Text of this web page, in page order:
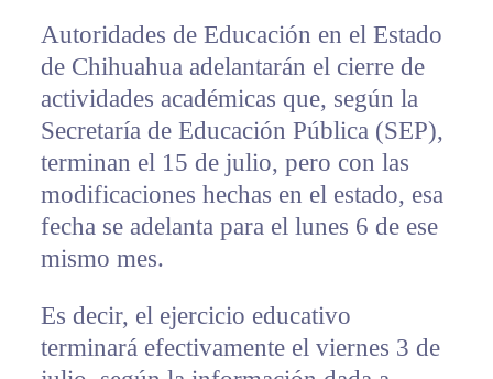
Autoridades de Educación en el Estado
de Chihuahua adelantarán el cierre de
actividades académicas que, según la
Secretaría de Educación Pública (SEP),
terminan el 15 de julio, pero con las
modificaciones hechas en el estado, esa
fecha se adelanta para el lunes 6 de ese
mismo mes.
Es decir, el ejercicio educativo
terminará efectivamente el viernes 3 de